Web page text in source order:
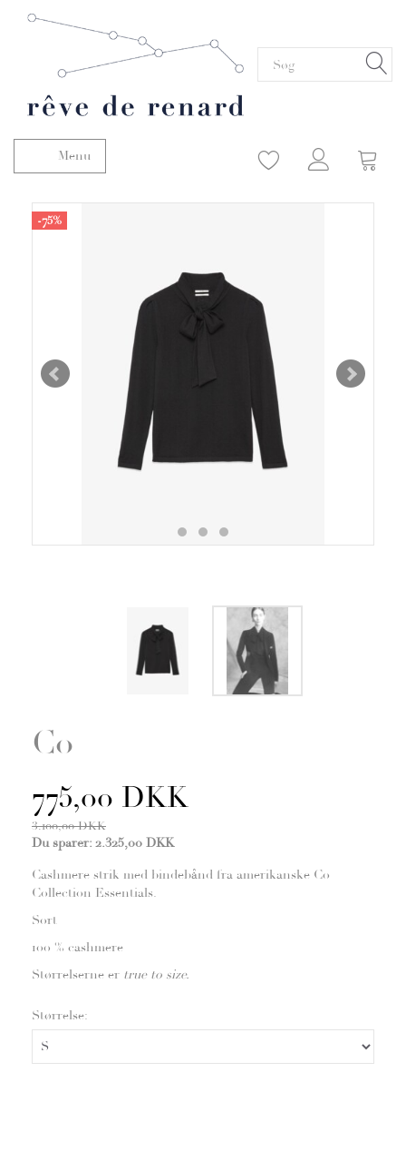
Skifte navigation
Menu
-75%
Co
775,00 DKK
3.100,00 DKK
Du sparer: 2.325,00 DKK
Cashmere strik med bindebånd fra amerikanske Co
Collection Essentials.
Sort
100 % cashmere
Størrelserne er true to size.
Størrelse: